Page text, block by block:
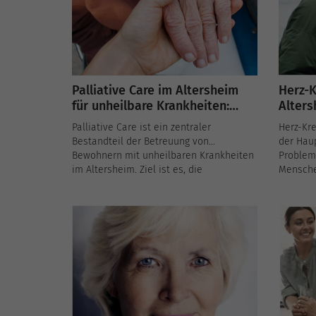
Palliative Care im Altersheim
für unheilbare Krankheiten:
Unterstützung für Patienten
und Familien
Palliative Care ist ein zentraler
Bestandteil der Betreuung von
Bewohnern mit unheilbaren Krankheiten
im Altersheim. Ziel ist es, die
Lebensphase zu begleiten, während
auch die Familien umfassend unterstützt
werden. Dieser Artikel beleuchtet die
Bedeutung der Palliativpflege, die
Maßnahmen zur Schmerzbewältigung
und die emotionale Betreuung von
Bewohnern und ihren Angehörigen.
Herz-
Herz-
der
und
Artikel
und